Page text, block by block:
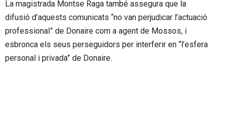
La magistrada Montse Raga també assegura que la
difusió d’aquests comunicats “no van perjudicar l’actuació
professional” de Donaire com a agent de Mossos, i
esbronca els seus perseguidors per interferir en “l’esfera
personal i privada” de Donaire.